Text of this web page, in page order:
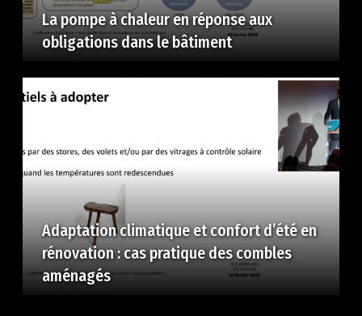
La pompe à chaleur en réponse aux
obligations dans le bâtiment
Adaptation climatique et confort d’été en
rénovation : cas pratique des combles
aménagés